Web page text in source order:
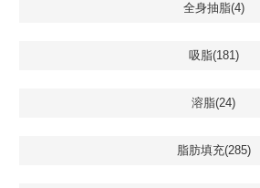
全身抽脂(4)
吸脂(181)
溶脂(24)
脂肪填充(285)